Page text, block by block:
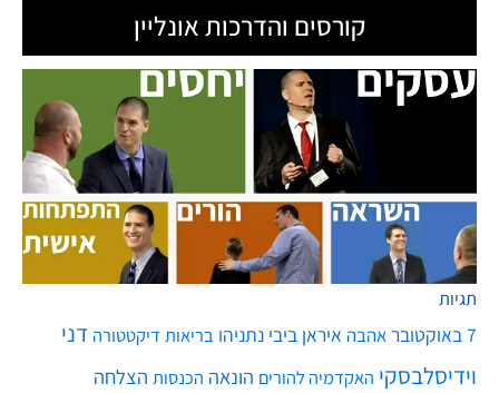
קורסים והדרכות אונליין
תגיות
7 באוקטובר אהבה איראן ביבי נתניהו בריאות דיקטטורה דני
וידיסלבסקי האקדמיה להורים הונאה הכנסות הצלחה